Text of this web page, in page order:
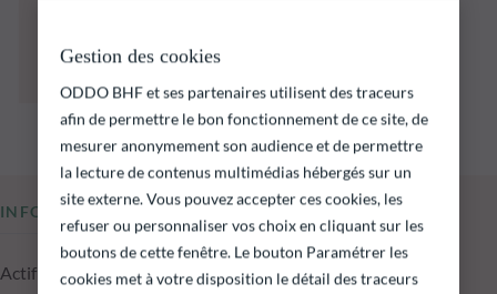
L’atteinte des objectifs d’investissement ne
INFORMATIONS CLÉS
Actif net du fonds au 05.08.2026
Gestion des cookies
ODDO BHF et ses partenaires utilisent des traceurs
afin de permettre le bon fonctionnement de ce site, de
mesurer anonymement son audience et de permettre
la lecture de contenus multimédias hébergés sur un
site externe. Vous pouvez accepter ces cookies, les
refuser ou personnaliser vos choix en cliquant sur les
boutons de cette fenêtre. Le bouton Paramétrer les
cookies met à votre disposition le détail des traceurs